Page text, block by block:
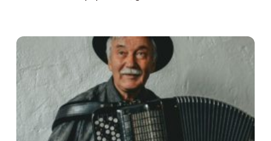
kommer vi...